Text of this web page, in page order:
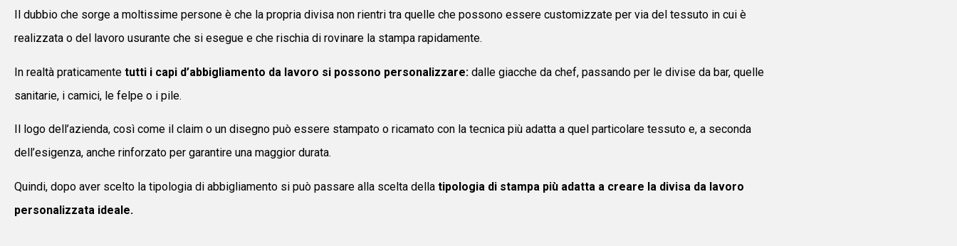
Il dubbio che sorge a moltissime persone è che la propria divisa non rientri tra quelle che possono essere customizzate per via del tessuto in cui è
realizzata o del lavoro usurante che si esegue e che rischia di rovinare la stampa rapidamente.
In realtà praticamente tutti i capi d’abbigliamento da lavoro si possono personalizzare: dalle giacche da chef, passando per le divise da bar, quelle
sanitarie, i camici, le felpe o i pile.
Il logo dell’azienda, così come il claim o un disegno può essere stampato o ricamato con la tecnica più adatta a quel particolare tessuto e, a seconda
dell’esigenza, anche rinforzato per garantire una maggior durata.
Quindi, dopo aver scelto la tipologia di abbigliamento si può passare alla scelta della tipologia di stampa più adatta a creare la divisa da lavoro
personalizzata ideale.